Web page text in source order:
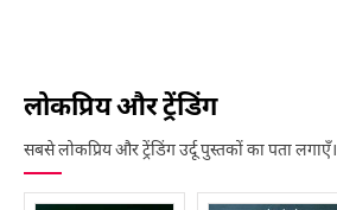
लोकप्रिय और ट्रेंडिंग
सबसे लोकप्रिय और ट्रेंडिंग उर्दू पुस्तकों का पता लगाएँ।